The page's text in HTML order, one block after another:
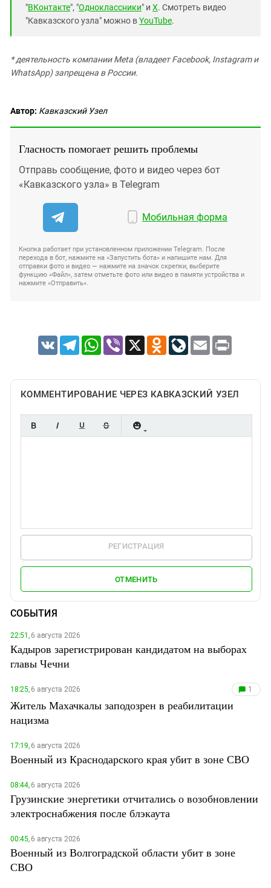
"ВКонтакте", "Одноклассники" и X. Смотреть видео
"Кавказского узла" можно вYouTube.
* деятельность компании Meta (владеет Facebook, Instagram и
WhatsApp) запрещена в России.
Автор: Кавказский Узел
Гласность помогает решить проблемы
Отправь сообщение, фото и видео через бот
«Кавказского узла» в Telegram
Мобильная форма
Кнопка работает при установленном приложении Telegram. После
перехода в бот, нажмите на «Запустить бота» и напишите нам. Для
отправки фото и видео — нажмите на значок скрепки, выберите
функцию «Файл», затем отметьте фото или видео в памяти устройства и
нажмите «Отправить».
VK TelegramWhatsApp
Viber X Odnoklassniki
LiveJournal
Email Print
КОММЕНТИРОВАНИЕ ЧЕРЕЗ КАВКАЗСКИЙ УЗЕЛ
РЕГИСТРАЦИЯ
ОТМЕНИТЬ
СОБЫТИЯ
22:51,6 августа 2026
Кадыров зарегистрирован кандидатом на выборах
главы Чечни
18:25,6 августа 2026 1
Житель Махачкалы заподозрен в реабилитации
нацизма
17:19,6 августа 2026
Военный из Краснодарского края убит в зоне СВО
08:44,6 августа 2026
Грузинские энергетики отчитались о возобновлении
электроснабжения после блэкаута
00:45,6 августа 2026
Военный из Волгоградской области убит в зоне
СВО